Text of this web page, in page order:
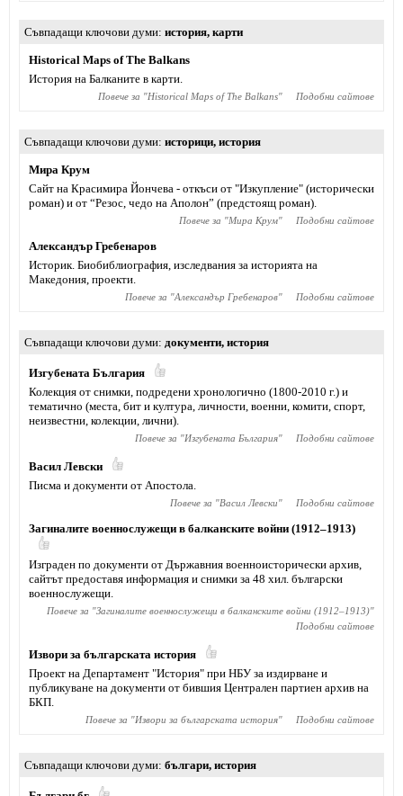
Съвпадащи ключови думи история, карти
Historical Maps of The Balkans
История на Балканите в карти.
Повече за "Historical Maps of The Balkans" Подобни сайтове
Съвпадащи ключови думи историци, история
Мира Крум
Сайт на Красимира Йончева - откъси от "Изкупление" (исторически
роман) и от “Резос, чедо на Аполон” (предстоящ роман).
Повече за "Мира Крум" Подобни сайтове
Александър Гребенаров
Историк. Биобиблиография, изследвания за историята на
Македония, проекти.
Повече за "Александър Гребенаров" Подобни сайтове
Съвпадащи ключови думи документи, история
Изгубената България
Колекция от снимки, подредени хронологично (1800-2010 г.) и
тематично (места, бит и култура, личности, военни, комити, спорт,
неизвестни, колекции, лични).
Повече за "Изгубената България" Подобни сайтове
Васил Левски
Писма и документи от Апостола.
Повече за "Васил Левски" Подобни сайтове
Загиналите военнослужещи в балканските войни (1912–1913)
Изграден по документи от Държавния военноисторически архив,
сайтът предоставя информация и снимки за 48 хил. български
военнослужещи.
Повече за "Загиналите военнослужещи в балканските войни (1912–1913)"
Подобни сайтове
Извори за българската история
Проект на Департамент "История" при НБУ за издирване и
публикуване на документи от бившия Централен партиен архив на
БКП.
Повече за "Извори за българската история" Подобни сайтове
Съвпадащи ключови думи българи, история